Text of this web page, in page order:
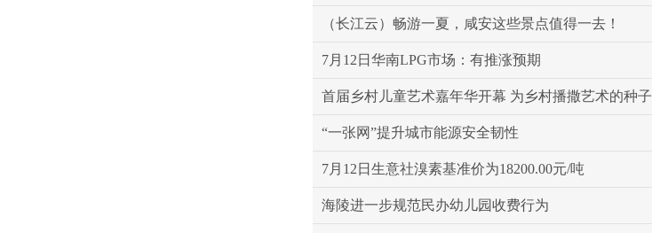
（长江云）畅游一夏，咸安这些景点值得一去！
7月12日华南LPG市场：有推涨预期
首届乡村儿童艺术嘉年华开幕 为乡村播撒艺术的种子
“一张网”提升城市能源安全韧性
7月12日生意社溴素基准价为18200.00元/吨
海陵进一步规范民办幼儿园收费行为